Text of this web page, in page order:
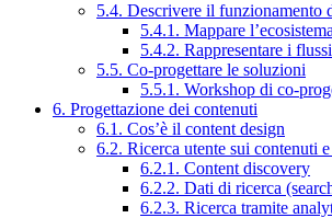
5.4. Descrivere il funzionamento
5.4.1. Mappare l’ecosistema
5.4.2. Rappresentare i
5.5. Co-progettare le soluzioni
5.5.1. Workshop di co-
6. Progettazione dei contenuti
6.1. Cos’è il content design
6.2. Ricerca utente sui contenuti
6.2.1. Content discovery
6.2.2. Dati di ricerca
6.2.3. Ricerca tramite